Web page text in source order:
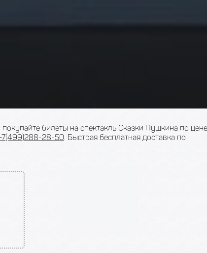
билеты на спектакль Сказки Пушкина по цене
28-50 . Быстрая бесплатная доставка по